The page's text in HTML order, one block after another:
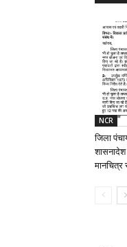
NCR
जिला
शासनादेश
मानचित्र